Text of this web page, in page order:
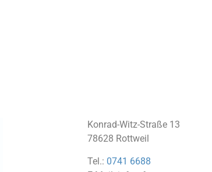
Konrad-Witz-Straße 13
78628 Rottweil
Tel.: 0741 6688